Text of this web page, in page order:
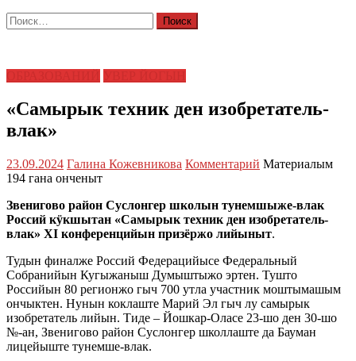
Найти:
«Самырык техник ден изобретатель-
влак»
23.09.2024 Галина Кожевникова Комментарий Материалым
194 гана онченыт
Звенигово район Суслонгер школын тунемшыже-влак
Россий кӱкшытан «Самырык техник ден изобретатель-
влак» XI конференцийын призёржо лийыныт.
Тудын финалже Россий Федерацийысе Федеральный
Собранийын Кугыжаныш Думыштыжо эртен. Тушто
Российын 80 регионжо гыч 700 утла участник моштымашым
ончыктен. Нунын коклаште Марий Эл гыч лу самырык
изобретатель лийын. Тиде – Йошкар-Оласе 23-шо ден 30-шо
№-ан, Звенигово район Суслонгер школлаште да Бауман
лицейыште тунемше-влак.